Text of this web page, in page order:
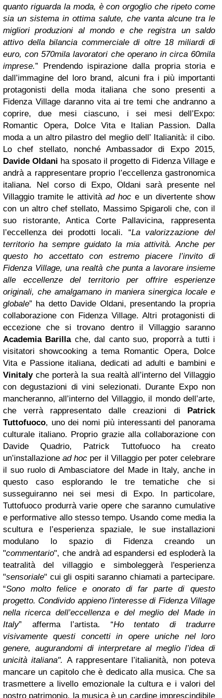
quanto riguarda la moda, è con orgoglio che ripeto come
sia un sistema in ottima salute, che vanta alcune tra le
migliori produzioni al mondo e che registra un saldo
attivo della bilancia commerciale di oltre 18 miliardi di
euro, con 570mila lavoratori che operano in circa 60mila
imprese.”
Prendendo ispirazione dalla propria storia e
dall’immagine del loro brand, alcuni fra i più importanti
protagonisti della moda italiana che sono presenti a
Fidenza Village daranno vita ai tre temi che andranno a
coprire, due mesi ciascuno, i sei mesi dell’Expo:
Romantic Opera, Dolce Vita e Italian Passion.
Dalla
moda a un altro pilastro del meglio dell’ Italianità: il cibo.
Lo chef stellato, nonché Ambassador di Expo 2015,
Davide Oldani ha sposato il progetto di Fidenza Village e
andrà a rappresentare proprio l’eccellenza gastronomica
italiana. Nel corso di Expo, Oldani sarà presente nel
Villaggio tramite le attività ad hoce un divertente show
con un altro chef stellato, Massimo Spigaroli che, con il
suo ristorante, Antica Corte Pallavicina, rappresenta
l’eccellenza dei prodotti locali.
“La valorizzazione del
territorio ha sempre guidato la mia attività. Anche per
questo ho accettato con estremo piacere l’invito di
Fidenza Village, una realtà che punta a lavorare insieme
alle eccellenze del territorio per offrire esperienze
originali, che amalgamano in maniera sinergica locale e
globale” ha detto Davide Oldani, presentando la propria
collaborazione con Fidenza Village. Altri protagonisti di
eccezione che si trovano dentro il Villaggio saranno
Academia Barillache, dal canto suo, proporrà a tutti i
visitatori showcooking a tema Romantic Opera, Dolce
Vita e Passione italiana, dedicati ad adulti e bambini e
Vinitalyche porterà la sua realtà all’interno del Villaggio
con degustazioni di vini selezionati. Durante Expo non
mancheranno, all’interno del Villaggio, il mondo dell’arte,
che verrà rappresentato dalle creazioni di Patrick
Tuttofuoco, uno dei nomi più interessanti del panorama
culturale italiano. Proprio grazie alla collaborazione con
Davide Quadrio, Patrick Tuttofuoco ha creato
un’installazionead hoc per il Villaggio per poter celebrare
il suo ruolo di Ambasciatore del Made in Italy, anche in
questo caso esplorando le tre tematiche che si
susseguiranno nei sei mesi di Expo. In particolare,
Tuttofuoco produrrà varie opere che saranno cumulative
e performative allo stesso tempo. Usando come media la
scultura e l’esperienza spaziale, le sue installazioni
modulano lo spazio di Fidenza creando un
"commentario", che andrà ad espandersi ed esploderà la
teatralità del villaggio e simboleggerà l'esperienza
"sensoriale" cui gli ospiti saranno chiamati a partecipare.
“Sono molto felice e onorato di far parte di questo
progetto. Condivido appieno l'interesse di Fidenza Village
nella ricerca dell’eccellenza e del meglio del Made in
Italy” afferma l’artista. “Ho tentato di tradurre
visivamente questi concetti in opere uniche nel loro
genere, augurandomi di interpretare al meglio l’idea di
unicità italiana". A rappresentare l’italianità, non poteva
mancare un capitolo che è dedicato alla musica. Che sa
trasmettere a livello emozionale la cultura e i valori del
nostro patrimonio, la musica è un cardine imprescindibile